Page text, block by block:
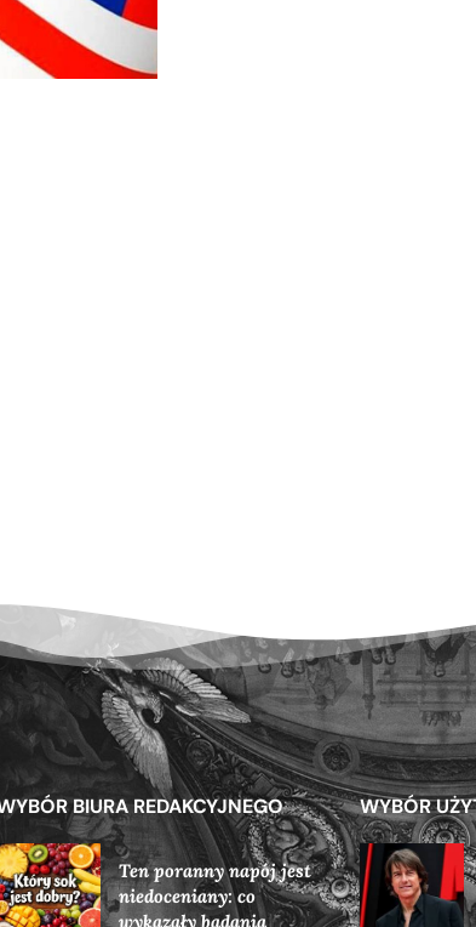
BIURA REDAKCYJNEGO
Ten poranny napój jest
niedoceniany: co
wykazały badania
WYBÓR